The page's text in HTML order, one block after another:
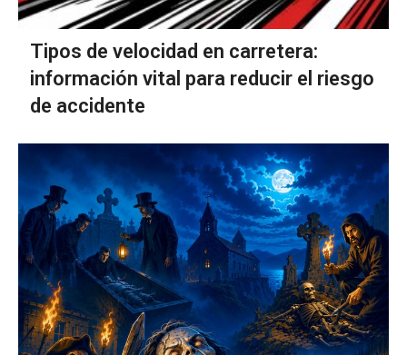
Tipos de velocidad en carretera:
información vital para reducir el riesgo
de accidente